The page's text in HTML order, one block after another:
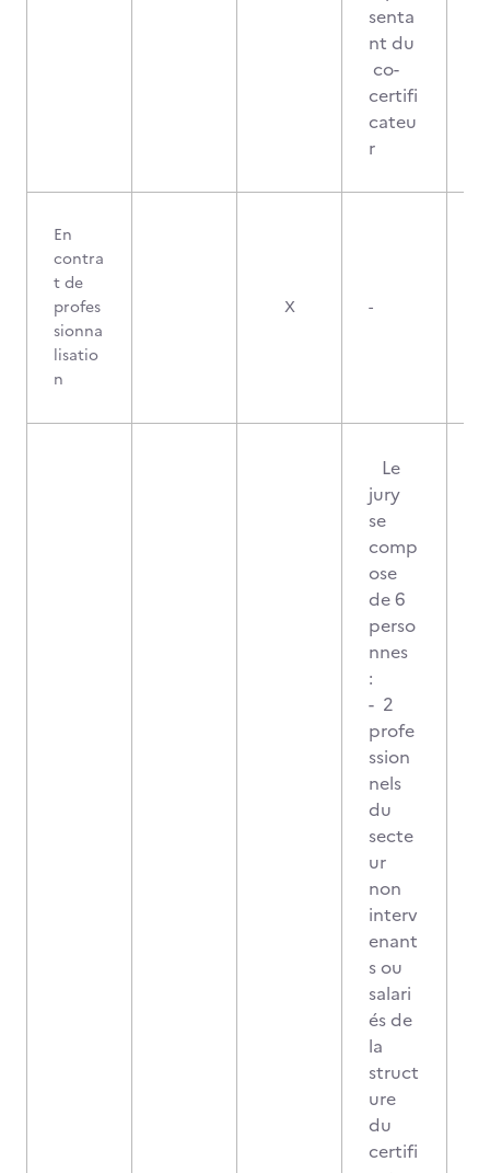
senta
nt du
co-
certifi
cateu
r
En
contra
t de
profes
sionna
lisatio
n
X -
Le
jury
se
comp
ose
de 6
perso
nnes
:
- 2
profe
ssion
nels
du
secte
ur
non
interv
enant
s ou
salari
és de
la
struct
ure
du
certifi